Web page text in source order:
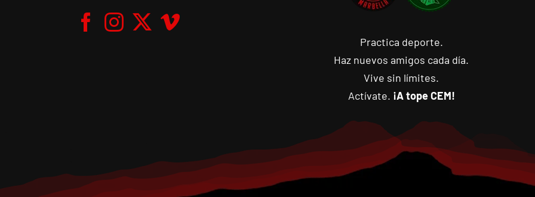
Practica deporte.
Haz nuevos amigos cada día.
Vive sin límites.
Actívate. ¡A tope CEM!